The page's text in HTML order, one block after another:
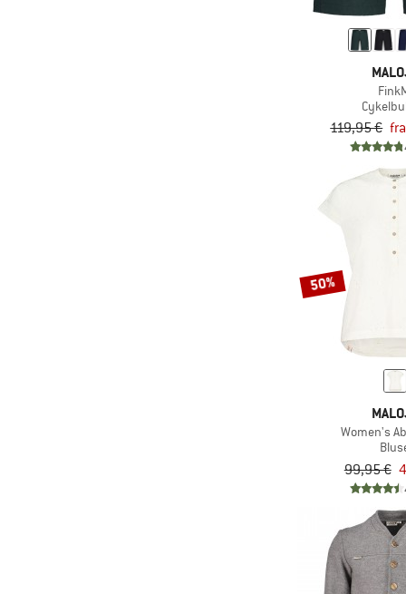
119,95 €
50%
Women's
99,95 €